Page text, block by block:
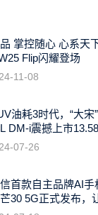
掌控随心 心系天
Flip闪耀登场
11-08
油耗3时代，“大宋
DM-i震撼上市
07-26
首款自主品牌AI手
30 5G正式发布，